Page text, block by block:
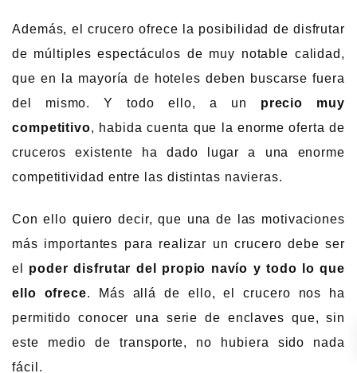
Además, el crucero ofrece la posibilidad de disfrutar
de múltiples espectáculos de muy notable calidad,
que en la mayoría de hoteles deben buscarse fuera
del mismo. Y todo ello, a un precio muy
competitivo, habida cuenta que la enorme oferta de
cruceros existente ha dado lugar a una enorme
competitividad entre las distintas navieras.
Con ello quiero decir, que una de las motivaciones
más importantes para realizar un crucero debe ser
el poder disfrutar del propio navío y todo lo que
ello ofrece. Más allá de ello, el crucero nos ha
permitido conocer una serie de enclaves que, sin
este medio de transporte, no hubiera sido nada
fácil.